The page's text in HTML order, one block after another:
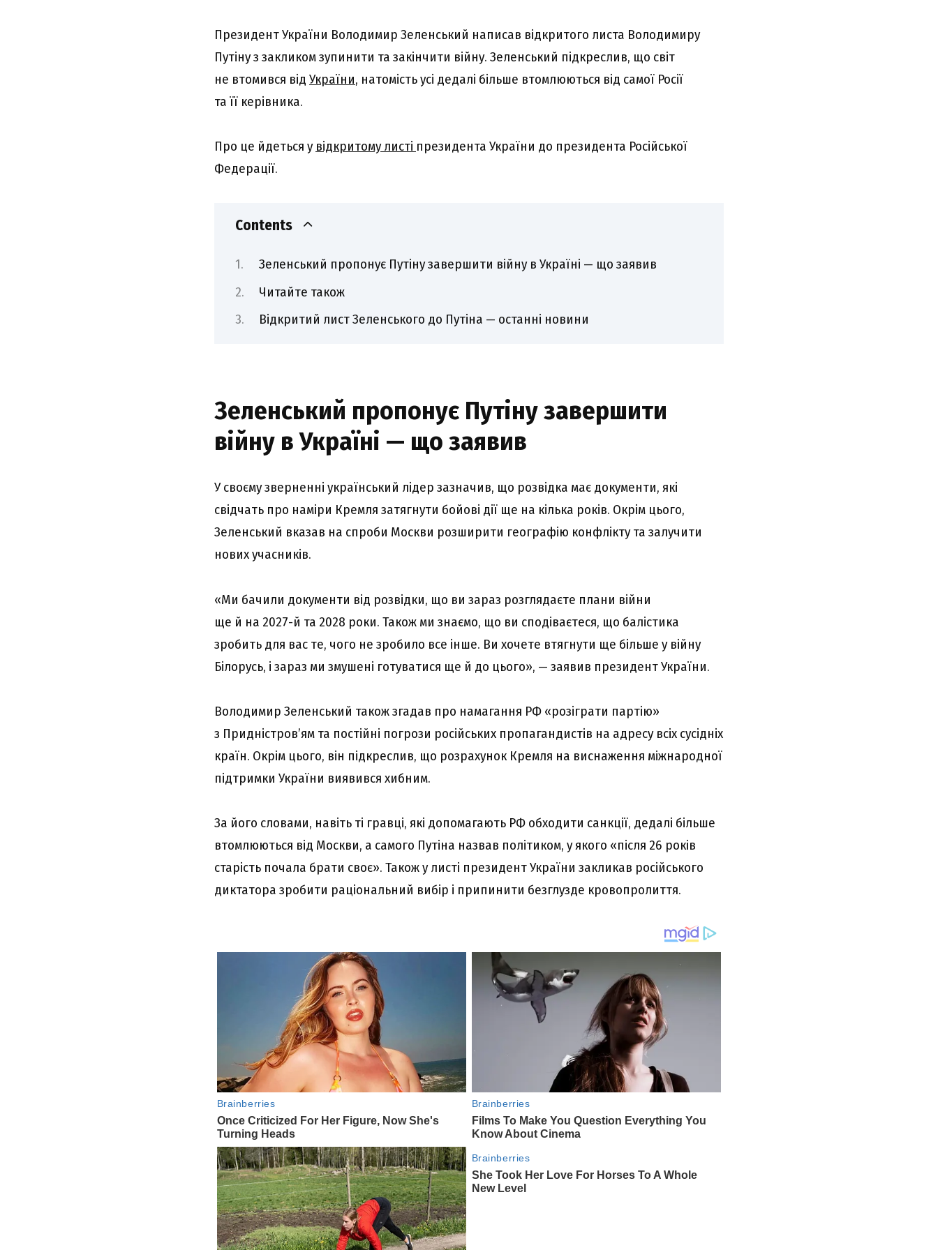
Президент України Володимир Зеленський написав відкритого листа Володимиру
Путіну з закликом зупинити та закінчити війну. Зеленський підкреслив, що світ
не втомився від України, натомість усі дедалі більше втомлюються від самої Росії
та її керівника.
Про це йдеться у відкритому листі президента України до президента Російської
Федерації.
Contents
Зеленський пропонує Путіну завершити війну в Україні — що заявив
Читайте також
Відкритий лист Зеленського до Путіна — останні новини
Зеленський пропонує Путіну завершити
війну в Україні — що заявив
У своєму зверненні український лідер зазначив, що розвідка має документи, які
свідчать про наміри Кремля затягнути бойові дії ще на кілька років. Окрім цього,
Зеленський вказав на спроби Москви розширити географію конфлікту та залучити
нових учасників.
«Ми бачили документи від розвідки, що ви зараз розглядаєте плани війни
ще й на 2027-й та 2028 роки. Також ми знаємо, що ви сподіваєтеся, що балістика
зробить для вас те, чого не зробило все інше. Ви хочете втягнути ще більше у війну
Білорусь, і зараз ми змушені готуватися ще й до цього», — заявив президент України.
Володимир Зеленський також згадав про намагання РФ «розіграти партію»
з Придністров’ям та постійні погрози російських пропагандистів на адресу всіх сусідніх
країн. Окрім цього, він підкреслив, що розрахунок Кремля на виснаження міжнародної
підтримки України виявився хибним.
За його словами, навіть ті гравці, які допомагають РФ обходити санкції, дедалі більше
втомлюються від Москви, а самого Путіна назвав політиком, у якого «після 26 років
старість почала брати своє». Також у листі президент України закликав російського
диктатора зробити раціональний вибір і припинити безглузде кровопролиття.